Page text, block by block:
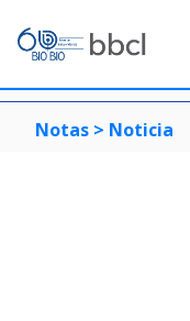
Notas > Noticia